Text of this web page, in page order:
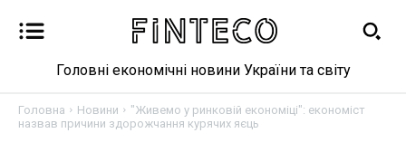
Головні економічні новини України та світу
Головна Новини
"Живемо у ринковій економіці": економіст
назвав причини здорожчання курячих яєць